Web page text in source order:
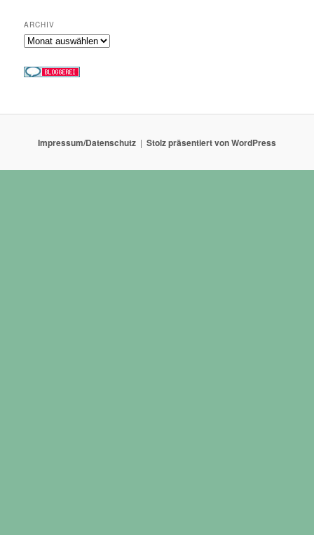
ARCHIV
Archiv
Impressum/Datenschutz Stolz präsentiert von WordPress